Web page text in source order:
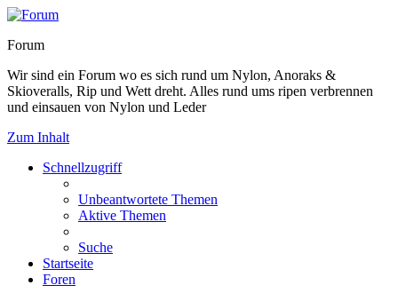
Forum
Wir sind ein Forum wo es sich rund um Nylon, Anoraks &
Skioveralls, Rip und Wett dreht. Alles rund ums ripen verbrennen
und einsauen von Nylon und Leder
Zum Inhalt
Schnellzugriff
Unbeantwortete Themen
Aktive Themen
Suche
Startseite
Foren